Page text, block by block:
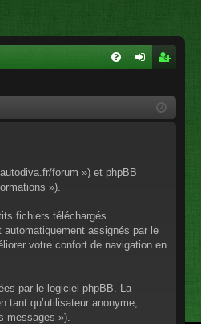
cri
forum ») et phpBB
»).
fichiers téléchargés
assignés par le
votre confort de navigation en
par le logiciel phpBB. La
qu’utilisateur anonyme,
messages »).